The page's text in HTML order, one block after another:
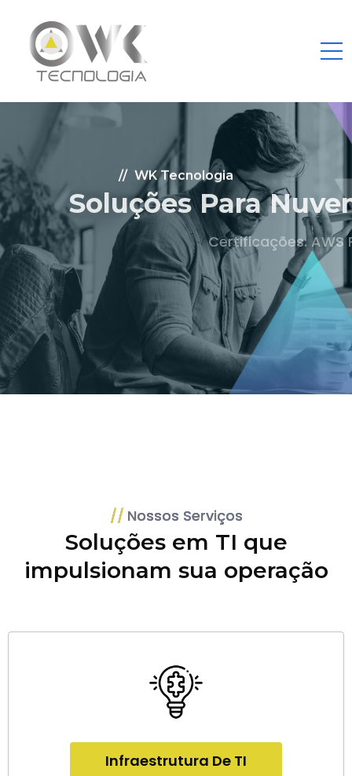
WK Tecnologia
Soluções Para Nuvem.
Certificações: AWS Partner, Microsoft Gold
Fale Conosco
Nossos Serviços
Soluções em TI que
impulsionam sua operação
Infraestrutura De TI